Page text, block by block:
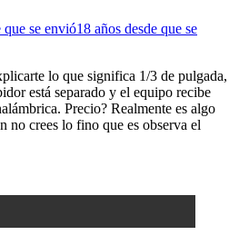
que se envió18 años desde que se
lo que significa 1/3 de pulgada,
está separado y el equipo recibe
Precio? Realmente es algo
no crees lo fino que es observa el